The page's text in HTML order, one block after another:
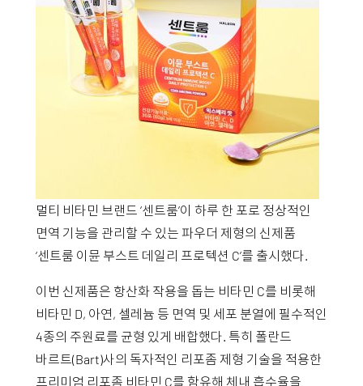
멀티 비타민 브랜드 ‘센트룸’이 하루 한 포로 정상적인
면역 기능을 관리할 수 있는 파우더 제형의 신제품
‘센트룸 이뮨 부스트 데일리 프로텍션 C’를 출시했다.
이번 신제품은 항산화 작용을 돕는 비타민 C를 비롯해
비타민 D, 아연, 셀레늄 등 면역 및 세포 분열에 필수적인
4종의 주원료를 균형 있게 배합했다. 특히 폴란드
바르트(Bart)사의 독자적인 리포좀 제형 기술을 적용한
프리미엄 리포좀 비타민 C를 함유해 체내 흡수율을